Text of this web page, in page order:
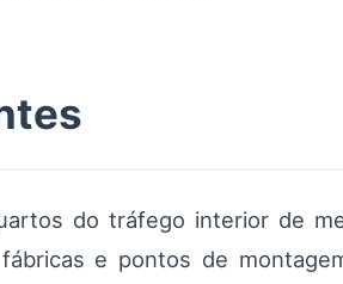
do tráfego interior de
e pontos de